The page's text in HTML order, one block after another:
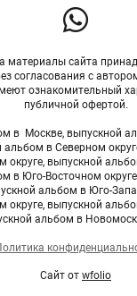
материалы сайта
согласования с
ознакомительный
публичной офертой.
в Москве, выпускной
альбом в Северном
округе, выпускной
в Юго-Восточном
альбом в Юго-
округе, выпускной
альбом в
Сайт от wfolio